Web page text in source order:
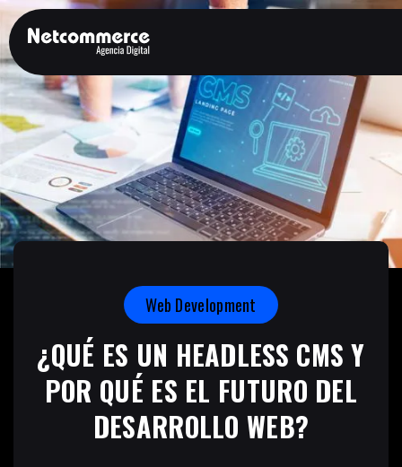
Web Development
¿QUÉ ES UN HEADLESS CMS Y
POR QUÉ ES EL FUTURO DEL
DESARROLLO WEB?